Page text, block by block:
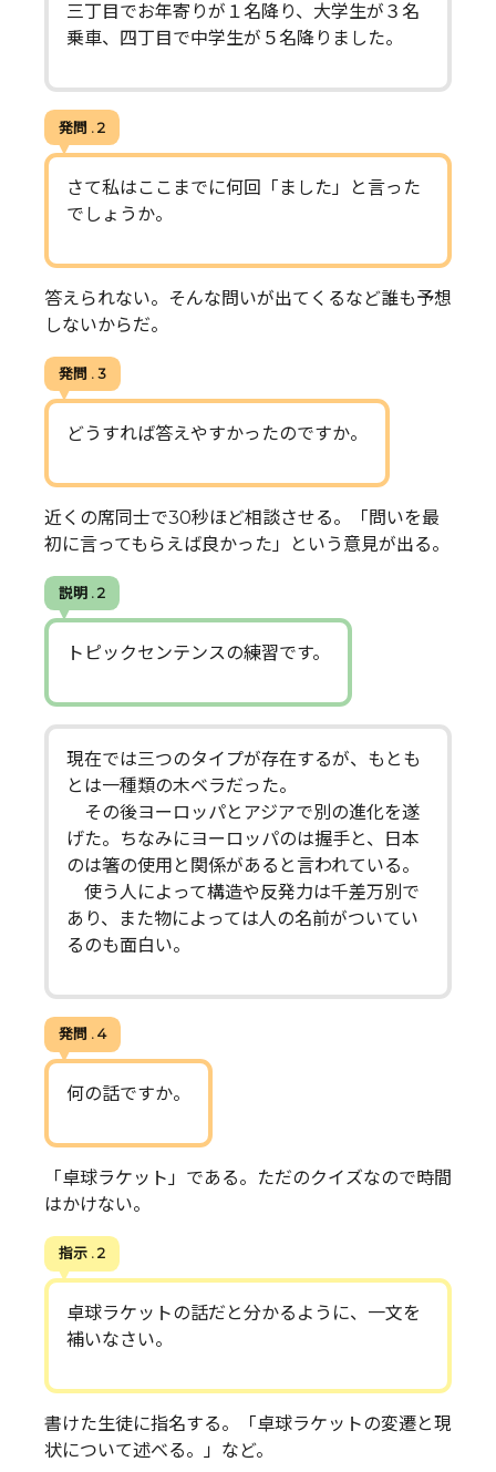
三丁目でお年寄りが１名降り、大学生が３名
乗車、四丁目で中学生が５名降りました。
発問 . 2
さて私はここまでに何回「ました」と言った
でしょうか。
答えられない。そんな問いが出てくるなど誰も予想
しないからだ。
発問 . 3
どうすれば答えやすかったのですか。
近くの席同士で30秒ほど相談させる。「問いを最
初に言ってもらえば良かった」という意見が出る。
説明 . 2
トピックセンテンスの練習です。
現在では三つのタイプが存在するが、もとも
とは一種類の木ベラだった。
その後ヨーロッパとアジアで別の進化を遂
げた。ちなみにヨーロッパのは握手と、日本
のは箸の使用と関係があると言われている。
使う人によって構造や反発力は千差万別で
あり、また物によっては人の名前がついてい
るのも面白い。
発問 . 4
何の話ですか。
「卓球ラケット」である。ただのクイズなので時間
はかけない。
指示 . 2
卓球ラケットの話だと分かるように、一文を
補いなさい。
書けた生徒に指名する。「卓球ラケットの変遷と現
状について述べる。」など。